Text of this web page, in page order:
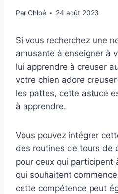
ParChloé 24 août 2023
Si vous recherchez une
amusante à enseigner à
lui apprendre à creuser
votre chien adore creuser
les pattes, cette astuce
à apprendre.
Vous pouvez intégrer
des routines de tours de
pour ceux qui participent
qui souhaitent
cette compétence peut